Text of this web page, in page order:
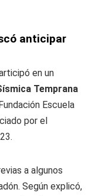
anticipar
en un
Temprana
Escuela
por el
a algunos
Según explicó,